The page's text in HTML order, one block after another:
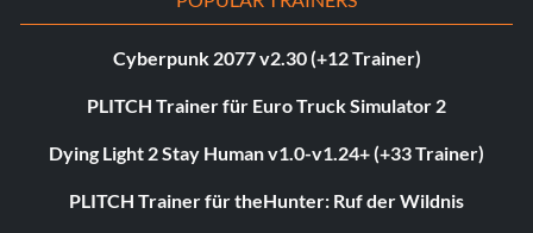
Cyberpunk 2077 v2.30 (+12 Trainer)
PLITCH Trainer für Euro Truck Simulator 2
Dying Light 2 Stay Human v1.0-v1.24+ (+33 Trainer)
PLITCH Trainer für theHunter: Ruf der Wildnis